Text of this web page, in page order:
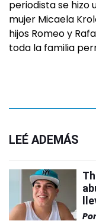
periodista se hizo
mujer Micaela
hijos Romeo y
toda la familia
LEÉ ADEMÁS
Por